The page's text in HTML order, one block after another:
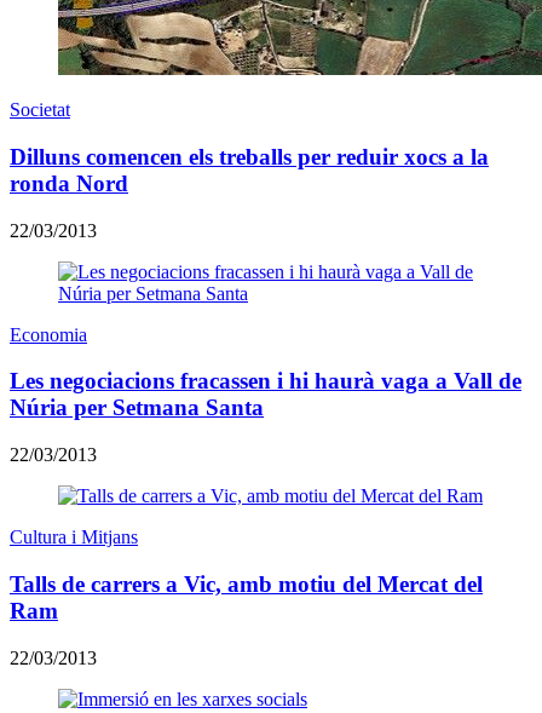
Societat
Dilluns comencen els treballs per reduir xocs a la
ronda Nord
22/03/2013
Economia
Les negociacions fracassen i hi haurà vaga a Vall de
Núria per Setmana Santa
22/03/2013
Cultura i Mitjans
Talls de carrers a Vic, amb motiu del Mercat del
Ram
22/03/2013